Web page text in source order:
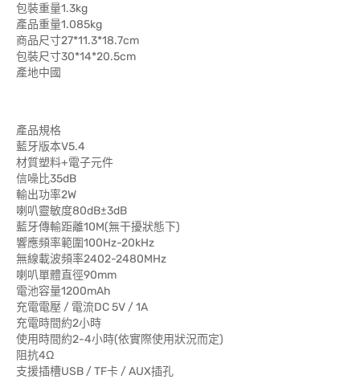
包裝重量1.3kg
產品重量1.085kg
商品尺寸27*11.3*18.7cm
包裝尺寸30*14*20.5cm
產地中國
產品規格
藍牙版本V5.4
材質塑料+電子元件
信噪比35dB
輸出功率2W
喇叭靈敏度80dB±3dB
藍牙傳輸距離10M(無干擾狀態下)
響應頻率範圍100Hz-20kHz
無線載波頻率2402-2480MHz
喇叭單體直徑90mm
電池容量1200mAh
充電電壓 / 電流DC 5V / 1A
充電時間約2小時
使用時間約2-4小時(依實際使用狀況而定)
阻抗4Ω
支援插槽USB / TF卡 / AUX插孔